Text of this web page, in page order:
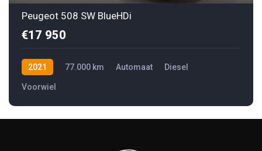
Peugeot 508 SW BlueHDi
€17 950
2021 77.000 km Automaat Diesel
Voorwiel